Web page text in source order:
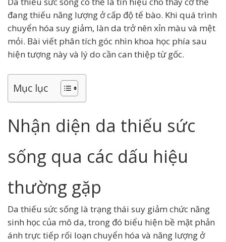
đang thiếu năng lượng ở cấp độ tế bào. Khi quá trình
chuyển hóa suy giảm, làn da trở nên xỉn màu và mệt
mỏi. Bài viết phân tích góc nhìn khoa học phía sau
hiện tượng này và lý do cần can thiệp từ gốc.
Mục lục
Nhận diện da thiếu sức
sống qua các dấu hiệu
thường gặp
Da thiếu sức sống là trạng thái suy giảm chức năng
sinh học của mô da, trong đó biểu hiện bề mặt phản
ánh trực tiếp rối loạn chuyển hóa và năng lượng ở